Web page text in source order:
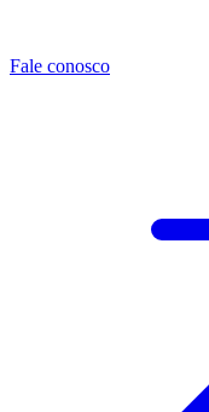
Fale conosco